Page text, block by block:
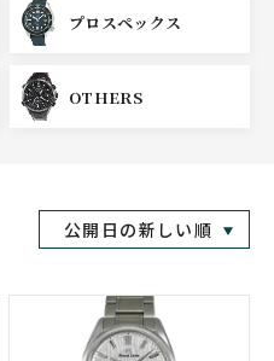
プロスペックス
OTHERS